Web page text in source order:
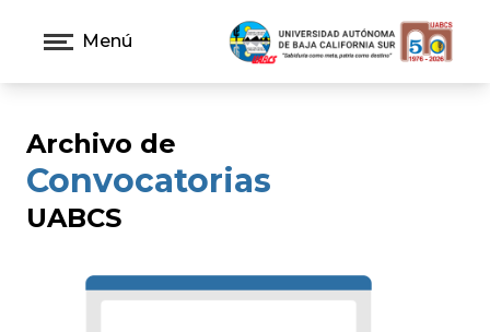
Menú
Archivo de
Convocatorias
UABCS